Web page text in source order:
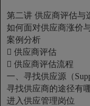
第二讲 供应商评估与
如何面对供应商涨价
案例分析
 供应商评估
 供应商评估流程
一、寻找供应源（
寻找供应商的途径有
进入供应管理岗位